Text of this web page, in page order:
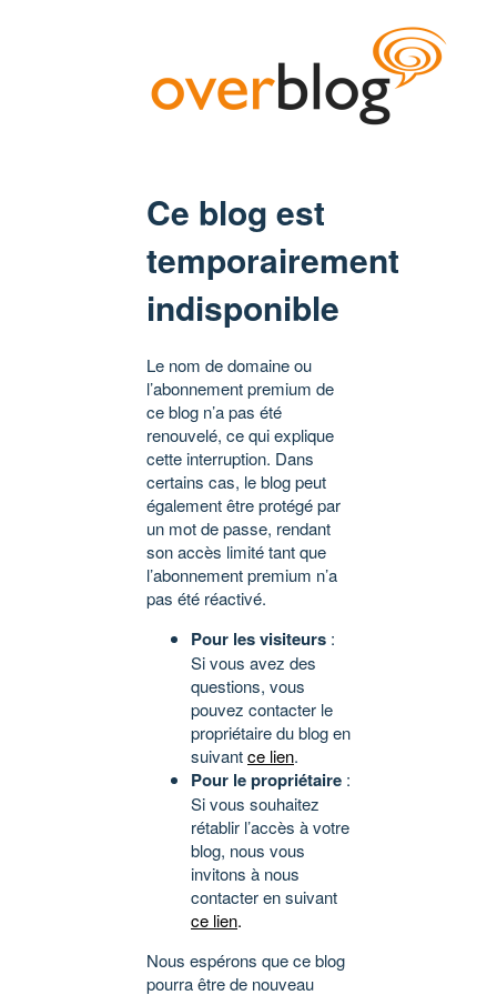
Ce blog est
temporairement
indisponible
Le nom de domaine ou
l’abonnement premium de
ce blog n’a pas été
renouvelé, ce qui explique
cette interruption. Dans
certains cas, le blog peut
également être protégé par
un mot de passe, rendant
son accès limité tant que
l’abonnement premium n’a
pas été réactivé.
Pour les visiteurs :
Si vous avez des
questions, vous
pouvez contacter le
propriétaire du blog en
suivantce lien.
Pour le propriétaire :
Si vous souhaitez
rétablir l’accès à votre
blog, nous vous
invitons à nous
contacter en suivant
ce lien.
Nous espérons que ce blog
pourra être de nouveau